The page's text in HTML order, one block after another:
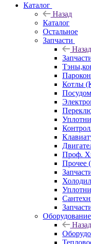
Каталог
Назад
Каталог
Остальное
Запчасти
Назад
Котлы
Проф.
Оборудование
Назад